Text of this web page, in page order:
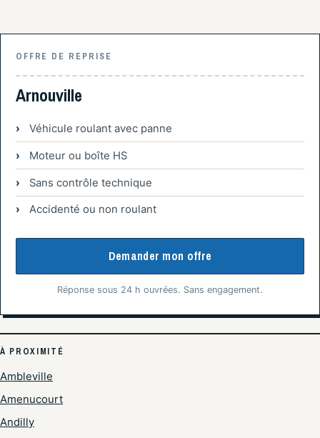
OFFRE DE REPRISE
Arnouville
Véhicule roulant avec panne
Moteur ou boîte HS
Sans contrôle technique
Accidenté ou non roulant
Demander mon offre
Réponse sous 24 h ouvrées. Sans engagement.
À PROXIMITÉ
Ambleville
Amenucourt
Andilly